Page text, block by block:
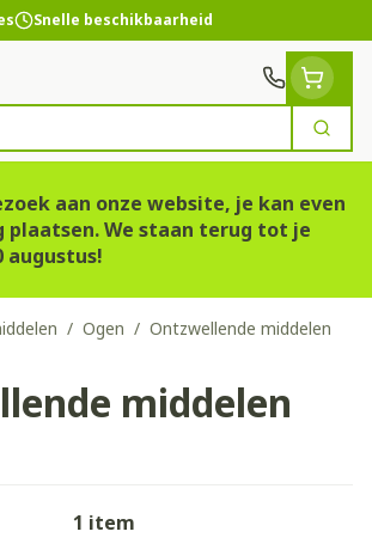
Snelle beschikbaarheid
Zoek
aan onze website, je kan even
plaatsen. We staan terug tot je
augustus!
/ Ogen / Ontzwellende middelen
middelen
1 item